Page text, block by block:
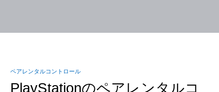
ペアレンタルコントロール
PlayStationのペアレンタルコ